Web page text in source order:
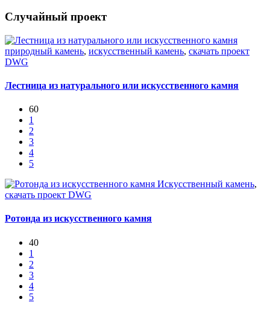
Случайный проект
природный камень, искусственный камень, скачать проект
DWG
Лестница из натурального или искусственного камня
60
1
2
3
4
5
Искусственный камень,
скачать проект DWG
Ротонда из искусственного камня
40
1
2
3
4
5